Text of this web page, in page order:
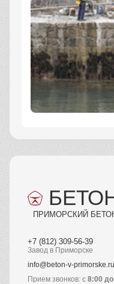
ПРИМОРСКИЙ
+7 (812) 309-56-39
Завод в Приморске
info@beton-v-primorske.ru
Прием звонков: с 8:00